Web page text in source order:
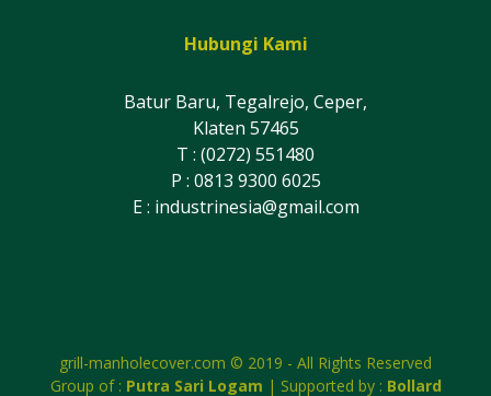
Hubungi Kami
Batur Baru, Tegalrejo, Ceper,
Klaten 57465
T : (0272) 551480
P : 0813 9300 6025
E : industrinesia@gmail.com
grill-manholecover.com © 2019 - All Rights Reserved
Group of : Putra Sari Logam | Supported by : Bollard